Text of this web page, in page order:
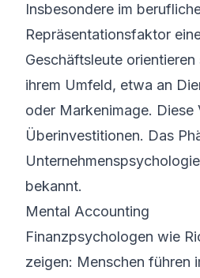
Insbesondere im
Repräsentationsfaktor
Geschäftsleute
ihrem Umfeld, etwa an
oder Markenimage. Diese
Überinvestitionen. Das
bekannt.
Mental Accounting
Finanzpsychologen wie
zeigen: Menschen führen